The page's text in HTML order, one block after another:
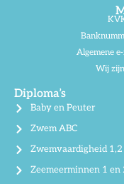
Algemene
Wij
Diploma’s
Baby en Peuter
Zwem ABC
Zwemvaardigheid 1,2
Zeemeerminnen 1 en